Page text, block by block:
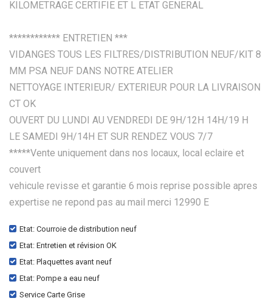
KILOMETRAGE CERTIFIE ET L ETAT GENERAL
************ ENTRETIEN ***
VIDANGES TOUS LES FILTRES/DISTRIBUTION NEUF/KIT 8
MM PSA NEUF DANS NOTRE ATELIER
NETTOYAGE INTERIEUR/ EXTERIEUR POUR LA LIVRAISON
CT OK
OUVERT DU LUNDI AU VENDREDI DE 9H/12H 14H/19 H
LE SAMEDI 9H/14H ET SUR RENDEZ VOUS 7/7
*****Vente uniquement dans nos locaux, local eclaire et
couvert
vehicule revisse et garantie 6 mois reprise possible apres
expertise ne repond pas au mail merci 12990 E
Etat: Courroie de distribution neuf
Etat: Entretien et révision OK
Etat: Plaquettes avant neuf
Etat: Pompe a eau neuf
Service Carte Grise